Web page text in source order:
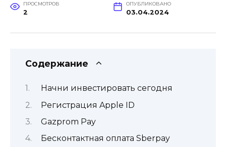
ПРОСМОТРОВ
2
ОПУБЛИКОВАНО
03.04.2024
Содержание
Начни инвестировать сегодня
Регистрация Apple ID
Gazprom Pay
Бесконтактная оплата Sberpay